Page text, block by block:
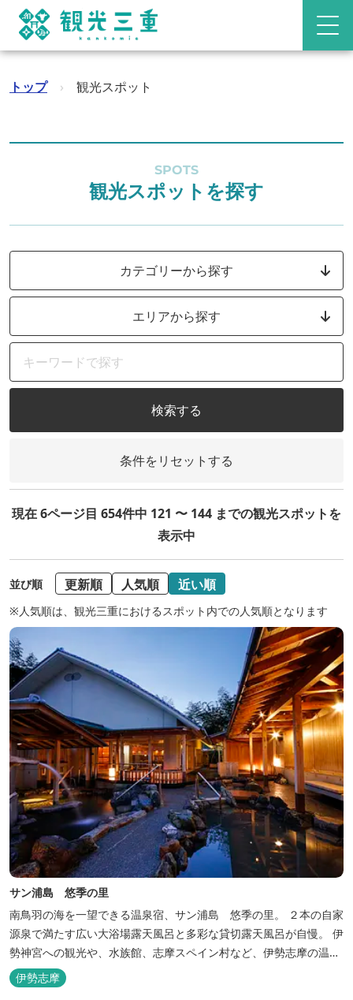
トップ › 観光スポット
SPOTS
観光スポットを探す
カテゴリーから探す
エリアから探す
検索する
条件をリセットする
現在 6ページ目 654件中 121 〜 144 までの観光スポットを
表示中
並び順 更新順 人気順 近い順
※人気順は、観光三重におけるスポット内での人気順となります
サン浦島 悠季の里
南鳥羽の海を一望できる温泉宿、サン浦島 悠季の里。 ２本の自家
源泉で満たす広い大浴場露天風呂と多彩な貸切露天風呂が自慢。 伊
勢神宮への観光や、水族館、志摩スペイン村など、伊勢志摩の温泉
旅行に お料理は伊勢志摩ならではの味覚が四季折々の旅を彩りま
す。 ～大浴場「まろびね庵」～ 敷地内より湧出する二つの源泉
伊勢志摩